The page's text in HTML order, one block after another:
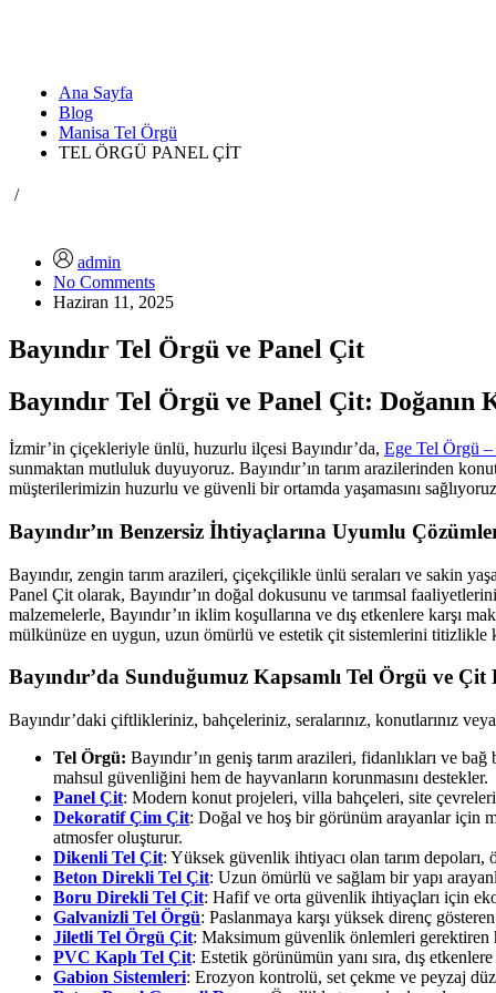
Ana Sayfa
Blog
Manisa Tel Örgü
TEL ÖRGÜ PANEL ÇİT
/
admin
No Comments
Haziran 11, 2025
Bayındır Tel Örgü ve Panel Çit
Bayındır Tel Örgü ve Panel Çit:
İzmir’in çiçekleriyle ünlü, huzurlu ilçesi Bayındır’da, Ege Tel Örgü
sunmaktan mutluluk duyuyoruz. Bayındır’ın tarım arazilerinden
müşterilerimizin huzurlu ve güvenli bir ortamda yaşamasını
Bayındır’ın Benzersiz İhtiyaçlarına Uyumlu
Bayındır, zengin tarım arazileri, çiçekçilikle ünlü seraları ve sakin
Panel Çit olarak, Bayındır’ın doğal dokusunu ve tarımsal
malzemelerle, Bayındır’ın iklim koşullarına ve dış etkenlere karşı
mülkünüze en uygun, uzun ömürlü ve estetik çit sistemlerini titizlikle
Bayındır’da Sunduğumuz Kapsamlı Tel Örgü ve Çit
Bayındır’daki çiftlikleriniz, bahçeleriniz, seralarınız, konutlarınız
Tel Örgü: Bayındır’ın geniş tarım arazileri, fidanlıkları ve
mahsul güvenliğini hem de hayvanların korunmasını destekler.
Panel Çit: Modern konut projeleri, villa bahçeleri, site çevreleri
Dekoratif Çim Çit: Doğal ve hoş bir görünüm arayanlar için
atmosfer oluşturur.
Dikenli Tel Çit: Yüksek güvenlik ihtiyacı olan tarım depoları,
Beton Direkli Tel Çit: Uzun ömürlü ve sağlam bir yapı
Boru Direkli Tel Çit: Hafif ve orta güvenlik ihtiyaçları için
Galvanizli Tel Örgü: Paslanmaya karşı yüksek direnç
Jiletli Tel Örgü Çit: Maksimum güvenlik önlemleri gerektiren
PVC Kaplı Tel Çit: Estetik görünümün yanı sıra, dış
Gabion Sistemleri: Erozyon kontrolü, set çekme ve peyzaj